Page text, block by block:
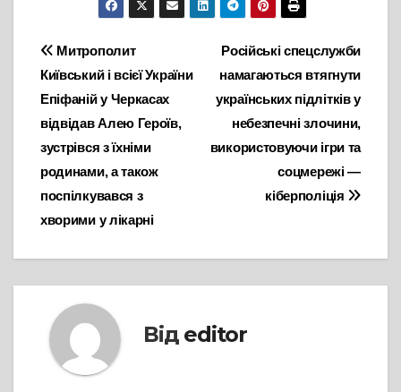
Навігація
записів
Російські спецслужби
намагаються втягнути
українських підлітків у
небезпечні злочини,
використовуючи ігри та
соцмережі —
кіберполіція
Митрополит
Київський і всієї України
Епіфаній у Черкасах
відвідав Алею Героїв,
зустрівся з їхніми
родинами, а також
поспілкувався з
хворими у лікарні
Від editor